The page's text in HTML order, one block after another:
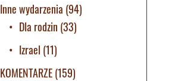
Inne wydarzenia (94)
Dla rodzin (33)
Izrael (11)
KOMENTARZE(159)